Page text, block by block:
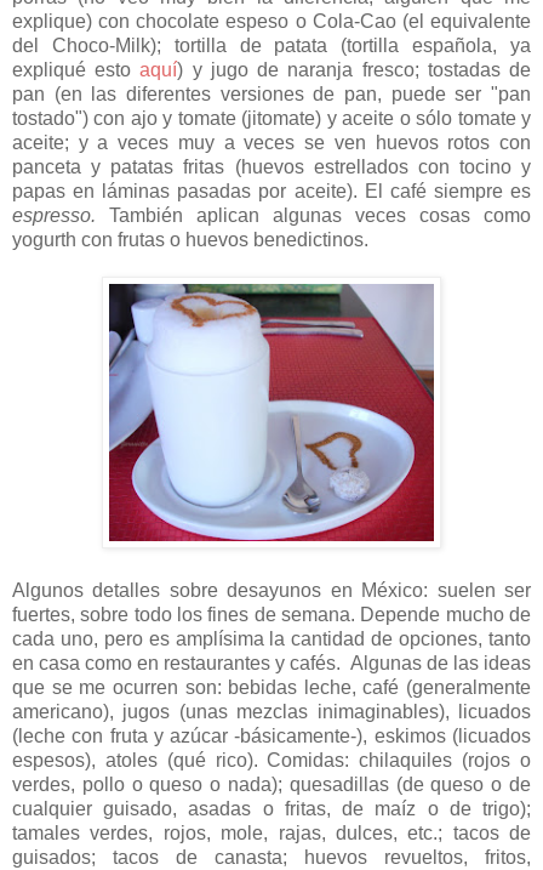
explique) con chocolate espeso o Cola-Cao (el equivalente
del Choco-Milk); tortilla de patata (tortilla española, ya
expliqué estoaquí) y jugo de naranja fresco; tostadas de
pan (en las diferentes versiones de pan, puede ser "pan
tostado") con ajo y tomate (jitomate) y aceite o sólo tomate y
aceite; y a veces muy a veces se ven huevos rotos con
panceta y patatas fritas (huevos estrellados con tocino y
papas en láminas pasadas por aceite). El café siempre es
espresso. También aplican algunas veces cosas como
yogurth con frutas o huevos benedictinos.
Algunos detalles sobre desayunos en México: suelen ser
fuertes, sobre todo los fines de semana. Depende mucho de
cada uno, pero es amplísima la cantidad de opciones, tanto
en casa como en restaurantes y cafés. Algunas de las ideas
que se me ocurren son: bebidas leche, café (generalmente
americano), jugos (unas mezclas inimaginables), licuados
(leche con fruta y azúcar -básicamente-), eskimos (licuados
espesos), atoles (qué rico). Comidas: chilaquiles (rojos o
verdes, pollo o queso o nada); quesadillas (de queso o de
cualquier guisado, asadas o fritas, de maíz o de trigo);
tamales verdes, rojos, mole, rajas, dulces, etc.; tacos de
guisados; tacos de canasta; huevos revueltos, fritos,